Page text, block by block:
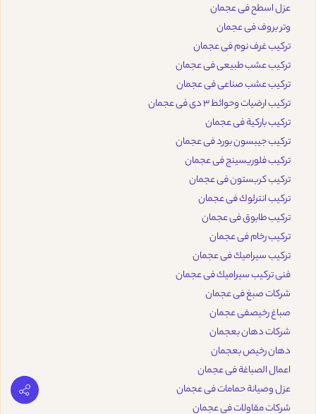
عزل اسطح فى عجمان
وتر بروف فى عجمان
تركيب غرف نوم فى عجمان
تركيب عشب طبيعى فى عجمان
تركيب عشب صناعى فى عجمان
تركيب ارضيات وحوائط 3 دى فى عجمان
تركيب باركية فى عجمان
تركيب جيبسون بورد فى عجمان
تركيب فلوريسينج فى عجمان
تركيب كربستون فى عجمان
تركيب انترلوك فى عجمان
تركيب طابوق فى عجمان
تركيب رخام فى عجمان
تركيب سيراميك فى عجمان
فنى تركيب سيراميك فى عجمان
شركات صبغ فى عجمان
صباغ رخيصفى عجمان
شركات دهان بعجمان
دهان رخيص بعجمان
اعمال الصباغة فى عجمان
عزل وصيانة حمامات فى عجمان
شركات مقاولات فى عجمان